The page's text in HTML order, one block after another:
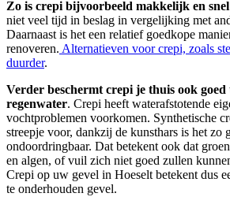
Zo is crepi bijvoorbeeld makkelijk en
niet veel tijd in beslag in vergelijking met
Daarnaast is het een relatief goedkope
renoveren. Alternatieven voor crepi, zoals
duurder.
Verder beschermt crepi je thuis ook goed
regenwater. Crepi heeft waterafstotende
vochtproblemen voorkomen. Synthetische
streepje voor, dankzij de kunsthars is het zo
ondoordringbaar. Dat betekent ook dat
en algen, of vuil zich niet goed zullen
Crepi op uw gevel in Hoeselt betekent dus
te onderhouden gevel.